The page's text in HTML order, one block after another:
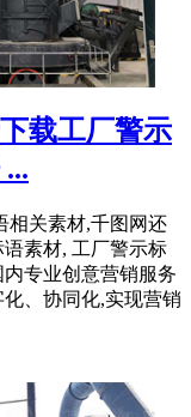
载工厂警示
相关素材,千图网还
素材, 工厂警示标
专业创意营销服务
、协同化,实现营销